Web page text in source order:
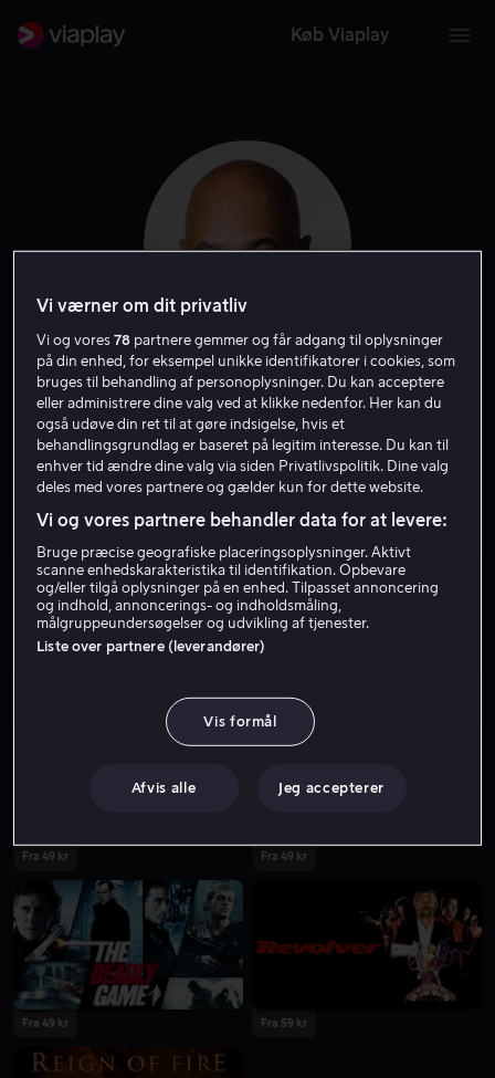
Køb Viaplay
Terence Maynard
Skuespiller
Fra 49 kr Fra 49 kr
Fra 49 kr Fra 59 kr
Vi værner om dit privatliv
Vi og vores78 partnere gemmer og får adgang til oplysninger
på din enhed, for eksempel unikke identifikatorer i cookies, som
bruges til behandling af personoplysninger. Du kan acceptere
eller administrere dine valg ved at klikke nedenfor. Her kan du
også udøve din ret til at gøre indsigelse, hvis et
behandlingsgrundlag er baseret på legitim interesse. Du kan til
enhver tid ændre dine valg via siden Privatlivspolitik. Dine valg
deles med vores partnere og gælder kun for dette website.
Vi og vores partnere behandler data for at levere:
Bruge præcise geografiske placeringsoplysninger. Aktivt
scanne enhedskarakteristika til identifikation. Opbevare
og/eller tilgå oplysninger på en enhed. Tilpasset annoncering
og indhold, annoncerings- og indholdsmåling,
målgruppeundersøgelser og udvikling af tjenester.
Liste over partnere (leverandører)
Vis formål
Afvis alle Jeg accepterer